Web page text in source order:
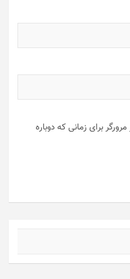
برای زمانی که دوباره